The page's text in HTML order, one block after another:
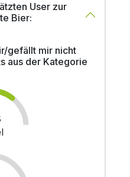
User zur
Bier:
gefällt mir nicht
aus der Kategorie